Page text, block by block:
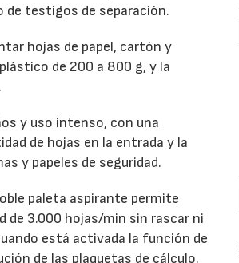
de testigos de separación.
hojas de papel, cartón y
de 200 a 800 g, y la
y uso intenso, con una
de hojas en la entrada y la
y papeles de seguridad.
paleta aspirante permite
de 3.000 hojas/min sin rascar ni
está activada la función de
de las plaquetas de cálculo.